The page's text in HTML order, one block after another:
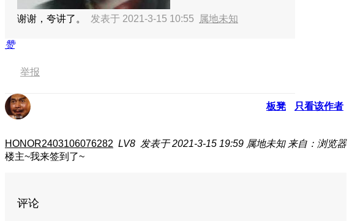
谢谢，夸讲了。 发表于 2021-3-15 10:55 属地未知
赞
举报
板凳 只看该作者
HONOR2403106076282 LV8 发表于 2021-3-15 19:59 属地未知 来自：浏览器
楼主~我来签到了~
评论